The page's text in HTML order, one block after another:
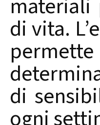
di vita.
di